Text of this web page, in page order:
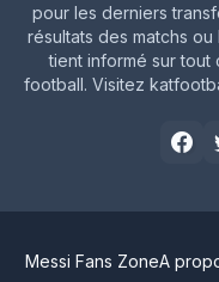
pour les derniers
résultats des matchs
tient informé sur tout
football. Visitez
Messi Fans ZoneA